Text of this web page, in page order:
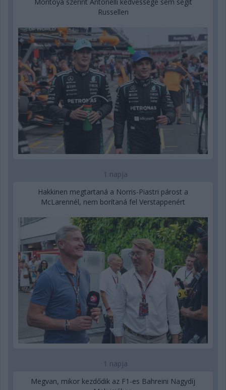
Montoya szerint Antonelli kedvessége sem segít
Russellen
1 napja
Hakkinen megtartaná a Norris-Piastri párost a
McLarennél, nem borítaná fel Verstappenért
1 napja
Megvan, mikor kezdődik az F1-es Bahreini Nagydíj